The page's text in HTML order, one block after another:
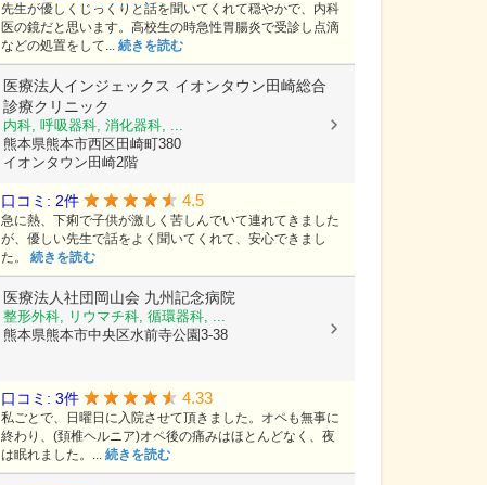
先生が優しくじっくりと話を聞いてくれて穏やかで、内科
医の鏡だと思います。高校生の時急性胃腸炎で受診し点滴
などの処置をして... 続きを読む
医療法人インジェックス イオンタウン田崎総合
診療クリニック
内科, 呼吸器科, 消化器科, ...
熊本県熊本市西区田崎町380
イオンタウン田崎2階
口コミ: 2件 4.5
急に熱、下痢で子供が激しく苦しんでいて連れてきました
が、優しい先生で話をよく聞いてくれて、安心できまし
た。 続きを読む
医療法人社団岡山会 九州記念病院
整形外科, リウマチ科, 循環器科, ...
熊本県熊本市中央区水前寺公園3-38
口コミ: 3件 4.33
私ごとで、日曜日に入院させて頂きました。オペも無事に
終わり、(頚椎ヘルニア)オペ後の痛みはほとんどなく、夜
は眠れました。... 続きを読む